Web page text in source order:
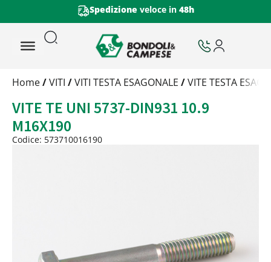
Spedizione veloce in 48h
Trattamento
Peso
Quantità
Trattamento:grezzo
Home/VITI /VITI TESTA ESAGONALE /VITE TESTA
VITE TE UNI 5737-DIN931 10.9
M16X190
Codice: 573710016190